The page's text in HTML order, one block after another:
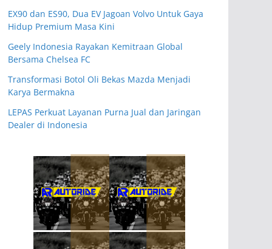
EX90 dan ES90, Dua EV Jagoan Volvo Untuk Gaya
Hidup Premium Masa Kini
Geely Indonesia Rayakan Kemitraan Global
Bersama Chelsea FC
Transformasi Botol Oli Bekas Mazda Menjadi
Karya Bermakna
LEPAS Perkuat Layanan Purna Jual dan Jaringan
Dealer di Indonesia